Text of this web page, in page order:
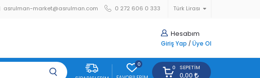
Türk Lirası
asrulman-market@asrulman.com 0 272 606 0 333
Hesabım
Giriş Yap / Üye Ol
0
0 SEPETIM
0,00